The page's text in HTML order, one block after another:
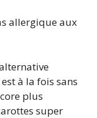
allergique aux
à la fois sans
plus
super